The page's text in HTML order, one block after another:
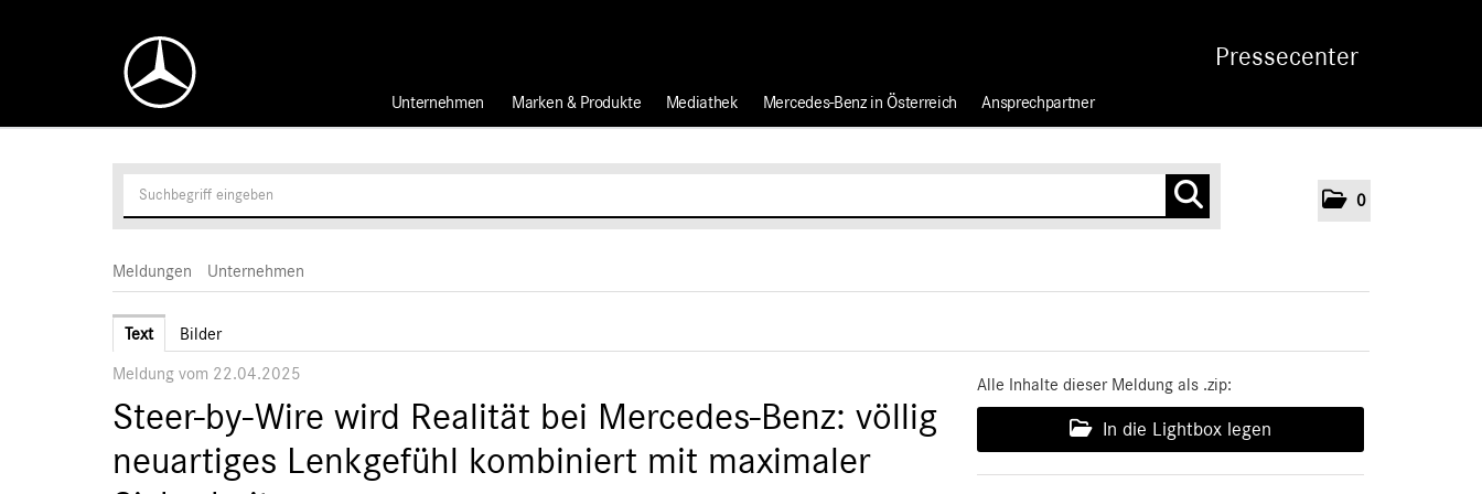
Pressecenter
0
Unternehmen Marken & Produkte Mediathek Mercedes-Benz in Österreich Ansprechpartner
Meldungen Unternehmen
Text Bilder
Meldung vom 22.04.2025
Steer-by-Wire wird Realität bei Mercedes-Benz: völlig
neuartiges Lenkgefühl kombiniert mit maximaler
Alle Inhalte dieser Meldung als .zip:
In die Lightbox legen